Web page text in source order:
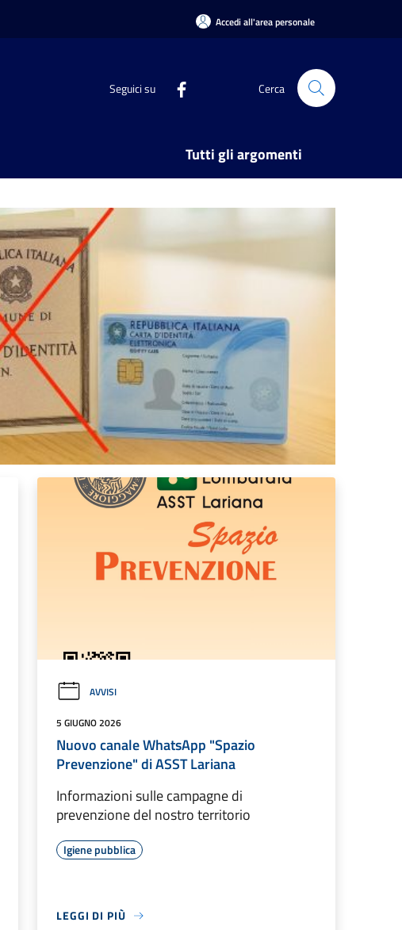
Accedi all'area personale
Seguici su Cerca
Tutti gli argomenti
AVVISI
5 GIUGNO 2026
Nuovo canale WhatsApp "Spazio
Prevenzione" di ASST Lariana
Informazioni sulle campagne di
prevenzione del nostro territorio
Igiene pubblica
LEGGI DI PIÙ